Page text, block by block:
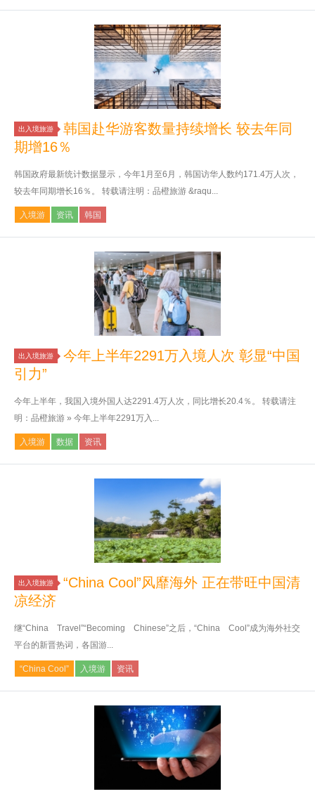
出入境旅游
韩国赴华游客数量持续增长 较去年同
期增16％
韩国政府最新统计数据显示，今年1月至6月，韩国访华人数约171.4万人次，
较去年同期增长16％。 转载请注明：品橙旅游 &raqu...
入境游 资讯 韩国
出入境旅游
今年上半年2291万入境人次 彰显“中国
引力”
今年上半年，我国入境外国人达2291.4万人次，同比增长20.4％。 转载请注
明：品橙旅游 » 今年上半年2291万入...
入境游 数据 资讯
出入境旅游
“China Cool”风靡海外 正在带旺中国清
凉经济
继“China Travel”“Becoming Chinese”之后，“China Cool”成为海外社交
平台的新晋热词，各国游...
“China Cool” 入境游 资讯